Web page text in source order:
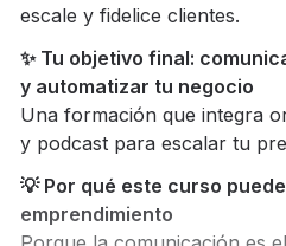
escale y fidelice clientes.
✨ Tu objetivo final:
y automatizar tu negocio
Una formación que integra
y podcast para escalar tu
💡 Por qué este curso
emprendimiento